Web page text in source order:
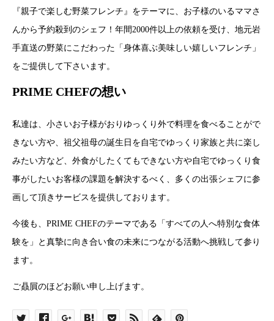
『親子で楽しむ野菜フレンチ』をテーマに、お子様のいるママさ
んから予約殺到のシェフ！年間2000件以上の依頼を受け、地元岩
手直送の野菜にこだわった「身体喜ぶ美味しい嬉しいフレンチ」
をご提供して下さいます。
PRIME CHEFの想い
私達は、小さいお子様がおりゆっくり外で料理を食べることがで
きない方や、祖父祖母の誕生日を自宅でゆっくり家族と共に楽し
みたい方など、外食がしたくてもできない方や自宅でゆっくり食
事がしたいお客様の課題を解決するべく、多くの出張シェフに参
画して頂きサービスを提供しております。
今後も、PRIME CHEFのテーマである「すべての人へ特別な食体
験を」と真摯に向き合い食の未来につながる活動へ挑戦して参り
ます。
ご贔屓のほどお願い申し上げます。